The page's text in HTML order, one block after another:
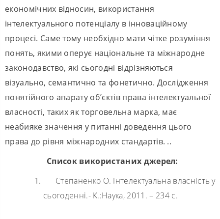
економічних відносин, використання
інтелектуального потенціалу в інноваційному
процесі. Саме тому необхідно мати чітке розуміння
понять, якими оперує національне та міжнародне
законодавство, які сьогодні відрізняються
візуально, семантично та фонетично. Дослідження
понятійного апарату об’єктів права інтелектуальної
власності, таких як торговельна марка, має
неабияке значення у питанні доведення цього
права до рівня міжнародних стандартів. ..
Список використаних джерел:
Степаненко О. Інтелектуальна власність у
сьогоденні.- К.:Наука, 2011. – 234 с.